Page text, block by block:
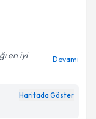
en iyi
Devamı
Haritada Göster